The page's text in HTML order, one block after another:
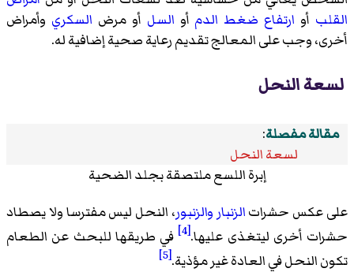
القلب أو ارتفاع ضغط الدم أو السل أو مرض السكري وأمراض
أخرى، وجب على المعالج تقديم رعاية صحية إضافية له.
لسعة النحل
مقالة مفصلة:
لسعة النحل
إبرة اللسع ملتصقة بجلد الضحية
على عكس حشراتالزنبار والزنبور، النحل ليس مفترسا ولا يصطاد
حشرات أخرى ليتغذى عليها.[4]
في طريقها للبحث عن الطعام
تكون النحل في العادة غير مؤذية.[5]